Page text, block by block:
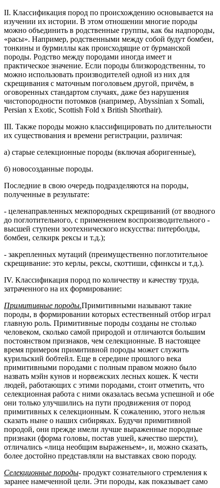
II. Классификация пород по происхождению основывается на
изучении их истории. В этом отношении многие породы
можно объединить в родственные группы, как бы надпороды,
«расы». Например, родственными между собой будут бомбеи,
тонкины и бурмиллы как происходящие от бурманской
породы. Родство между породами иногда имеет и
практическое значение. Если породы близкородственны, то
можно использовать производителей одной из них для
скрещивания с маточным поголовьем другой, причём, в
оговоренных стандартом случаях, даже без нарушения
чистопородности потомков (например, Abyssinian x Somali,
Persian x Exotic, Scottish Fold x British Shorthair).
III. Также породы можно классифицировать по длительности
их существования и времени регистрации, различая:
а) старые селекционные породы (включая аборигенные),
б) новосозданные породы.
Последние в свою очередь подразделяются на породы,
полученные в результате:
- целенаправленных межпородных скрещиваний (от вводного
до поглотительного, с применением воспроизводительного -
высшей ступени зоотехнического искусства: питерболды,
бомбеи, селкирк рексы и т.д.);
- закрепленных мутаций (преимущественно поглотительное
скрещивание: это керлы, рексы, скоттиши, сфинксы и т.д.).
IV. Классификация пород по количеству и качеству труда,
затраченного на их формирование:
Примитивные породы.Примитивными называют такие
породы, в формировании которых естественный отбор играл
главную роль. Примитивные породы созданы не столько
человеком, сколько самой природой и отличаются большим
постоянством признаков, чем селекционные. В настоящее
время примером примитивной породы может служить
курильский бобтейл. Еще в середине прошлого века
примитивными породами с полным правом можно было
назвать мэйн кунов и норвежских лесных кошек. К чести
людей, работающих с этими породами, стоит отметить, что
селекционная работа с ними оказалась весьма успешной и обе
они только улучшились на пути продвижения от пород
примитивных к селекционным. К сожалению, этого нельзя
сказать ныне о наших сибиряках. Будучи примитивной
породой, они прежде имели лучше выраженные породные
признаки (форма головы, постав ушей, качество шерсти),
отличались «лица необщим выраженьем», и, можно сказать,
более достойно представляли на выставках свою породу.
Селекционные породы- продукт сознательного стремления к
заранее намеченной цели. Эти породы, как показывает само